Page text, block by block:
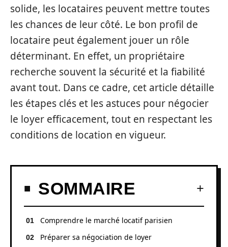
solide, les locataires peuvent mettre toutes
les chances de leur côté. Le bon profil de
locataire peut également jouer un rôle
déterminant. En effet, un propriétaire
recherche souvent la sécurité et la fiabilité
avant tout. Dans ce cadre, cet article détaille
les étapes clés et les astuces pour négocier
le loyer efficacement, tout en respectant les
conditions de location en vigueur.
SOMMAIRE
Comprendre le marché locatif parisien
Préparer sa négociation de loyer